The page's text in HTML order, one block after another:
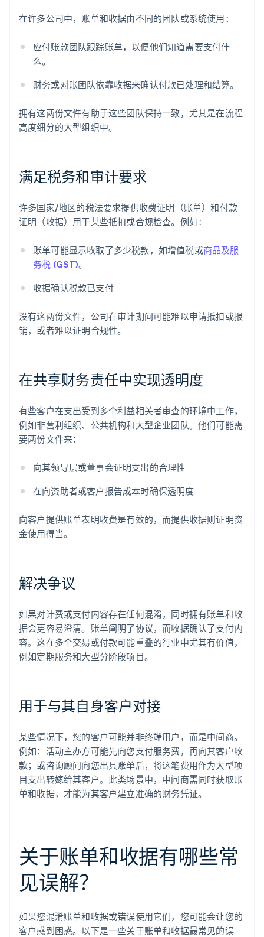
在许多公司中，账单和收据由不同的团队或系统使用：
应付账款团队跟踪账单，以便他们知道需要支付什
么。
财务或对账团队依靠收据来确认付款已处理和结算。
拥有这两份文件有助于这些团队保持一致，尤其是在流程
高度细分的大型组织中。
满足税务和审计要求
许多国家/地区的税法要求提供收费证明（账单）和付款
证明（收据）用于某些抵扣或合规检查。例如：
账单可能显示收取了多少税款，如增值税或商品及服
务税 (GST)。
收据确认税款已支付
没有这两份文件，公司在审计期间可能难以申请抵扣或报
销，或者难以证明合规性。
在共享财务责任中实现透明度
有些客户在支出受到多个利益相关者审查的环境中工作，
例如非营利组织、公共机构和大型企业团队。他们可能需
要两份文件来：
向其领导层或董事会证明支出的合理性
在向资助者或客户报告成本时确保透明度
向客户提供账单表明收费是有效的，而提供收据则证明资
金使用得当。
解决争议
如果对计费或支付内容存在任何混淆，同时拥有账单和收
据会更容易澄清。账单阐明了协议，而收据确认了支付内
容。这在多个交易或付款可能重叠的行业中尤其有价值，
例如定期服务和大型分阶段项目。
用于与其自身客户对接
某些情况下，您的客户可能并非终端用户，而是中间商。
例如：活动主办方可能先向您支付服务费，再向其客户收
款；或咨询顾问向您出具账单后，将这笔费用作为大型项
目支出转嫁给其客户。此类场景中，中间商需同时获取账
单和收据，才能为其客户建立准确的财务凭证。
关于账单和收据有哪些常
见误解？
如果您混淆账单和收据或错误使用它们，您可能会让您的
客户感到困惑。以下是一些关于账单和收据最常见的误